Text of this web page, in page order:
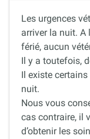
Les urgences
arriver la nuit. A
férié, aucun
Il y a toutefois,
Il existe
nuit.
Nous vous
cas contraire, il
d’obtenir les